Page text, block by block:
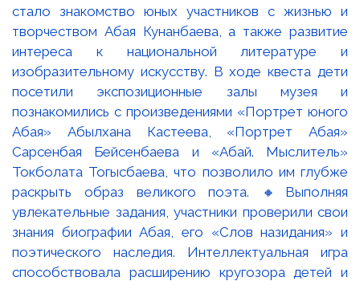
стало знакомство юных участников с жизнью и
творчеством Абая Кунанбаева, а также развитие
интереса к национальной литературе и
изобразительному искусству. В ходе квеста дети
посетили экспозиционные залы музея и
познакомились с произведениями «Портрет юного
Абая» Абылхана Кастеева, «Портрет Абая»
Сарсенбая Бейсенбаева и «Абай. Мыслитель»
Токболата Тогысбаева, что позволило им глубже
раскрыть образ великого поэта. 🔸Выполняя
увлекательные задания, участники проверили свои
знания биографии Абая, его «Слов назидания» и
поэтического наследия. Интеллектуальная игра
способствовала расширению кругозора детей и